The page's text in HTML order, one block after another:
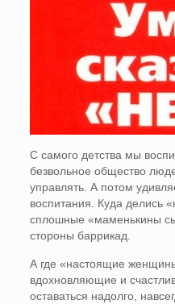
С самого детства мы
безвольное общество
управлять. А потом
воспитания. Куда делись
сплошные «маменькины
стороны баррикад.
А где «настоящие
вдохновляющие и
оставаться надолго,